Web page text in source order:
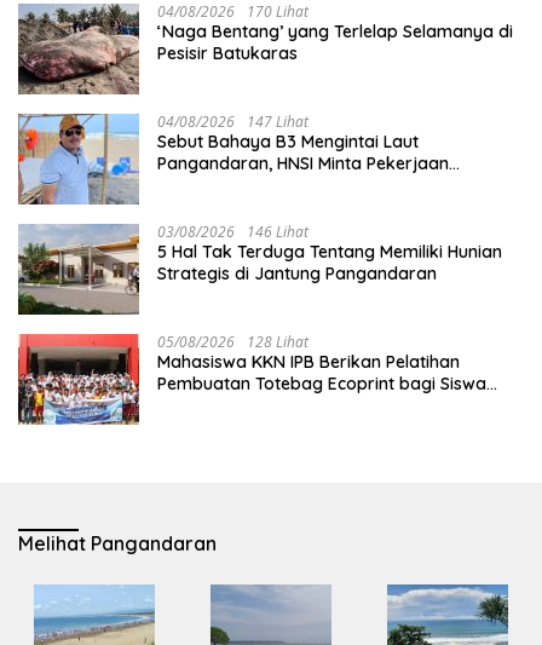
04/08/2026 170 Lihat
‘Naga Bentang’ yang Terlelap Selamanya di
Pesisir Batukaras
04/08/2026 147 Lihat
Sebut Bahaya B3 Mengintai Laut
Pangandaran, HNSI Minta Pekerjaan
03/08/2026 146 Lihat
5 Hal Tak Terduga Tentang Memiliki Hunian
Strategis di Jantung Pangandaran
05/08/2026 128 Lihat
Mahasiswa KKN IPB Berikan Pelatihan
Pembuatan Totebag Ecoprint bagi Siswa
Melihat Pangandaran